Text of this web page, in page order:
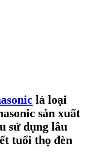
là loại
sản xuất
sử dụng lâu
tuổi thọ đèn